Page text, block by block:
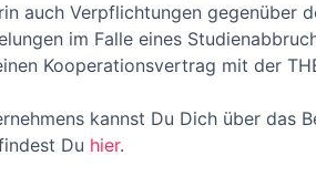
auch Verpflichtungen gegenüber
im Falle eines
Kooperationsvertrag mit der
kannst Du Dich über das
Du hier.